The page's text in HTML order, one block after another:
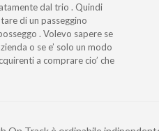
dal trio . Quindi
di un passeggino
. Volevo sapere se
o se e’ solo un modo
a comprare cio’ che